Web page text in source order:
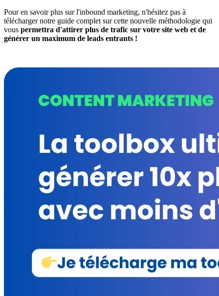
Pour en savoir plus sur l'inbound marketing, n'hésitez pas à
télécharger notre guide complet sur cette nouvelle méthodologie qui
vous permettra d'attirer plus de trafic sur votre site web et de
générer un maximum de leads entrants !